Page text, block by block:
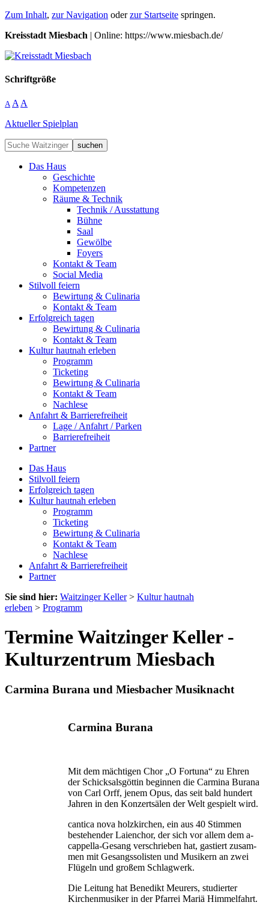
Zum Inhalt, zur Navigation oderzur Startseite springen.
Kreisstadt Miesbach | Online: https://www.miesbach.de/
Schriftgröße
A A A
Aktueller Spielplan
suchen
Das Haus
Geschichte
Kompetenzen
Räume & Technik
Technik / Ausstattung
Bühne
Saal
Gewölbe
Foyers
Kontakt & Team
Social Media
Stilvoll feiern
Bewirtung & Culinaria
Kontakt & Team
Erfolgreich tagen
Bewirtung & Culinaria
Kontakt & Team
Kultur hautnah erleben
Programm
Ticketing
Bewirtung & Culinaria
Kontakt & Team
Nachlese
Anfahrt & Barrierefreiheit
Lage / Anfahrt / Parken
Barrierefreiheit
Partner
Das Haus
Stilvoll feiern
Erfolgreich tagen
Kultur hautnah erleben
Programm
Ticketing
Bewirtung & Culinaria
Kontakt & Team
Nachlese
Anfahrt & Barrierefreiheit
Partner
Sie sind hier: Waitzinger Keller> Kultur hautnah
erleben > Programm
Termine Waitzinger Keller -
Kulturzentrum Miesbach
Carmina Burana und Miesbacher Musiknacht
Carmina Burana
Mit dem mächtigen Chor „O Fortuna“ zu Ehren
der Schick­salsgöttin beginnen die Carmina Burana
von Carl Orff, jenem Opus, das seit bald hundert
Jahren in den Konzert­sälen der Welt gespielt wird.
cantica nova holzkirchen, ein aus 40 Stimmen
bestehender Laienchor, der sich vor allem dem a-
cappella-Gesang verschrieben hat, gastiert zusam­
men mit Gesangssolisten und Musikern an zwei
Flügeln und großem Schlagwerk.
Die Leitung hat Benedikt Meurers, studierter
Kirchenmusiker in der Pfarrei Mariä Himmelfahrt.